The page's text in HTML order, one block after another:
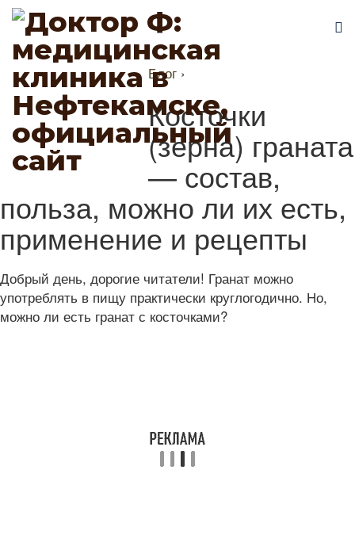
Блог ›
Косточки
(зерна) граната
— состав,
польза, можно ли их есть,
применение и рецепты
Добрый день, дорогие читатели! Гранат можно
употреблять в пищу практически круглогодично. Но,
можно ли есть гранат с косточками?